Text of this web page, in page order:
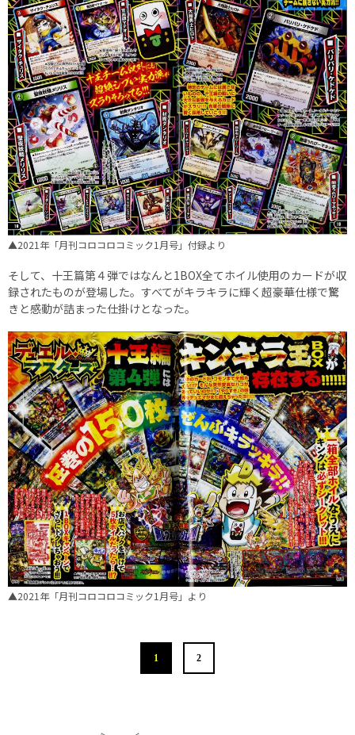
▲2021年「月刊コロコロコミック1月号」付録より
そして、十王篇第４弾ではなんと1BOX全てホイル使用のカードが収
録されたものが登場した。すべてがキラキラに輝く超豪華仕様で驚
きと感動が詰まった仕掛けとなった。
▲2021年「月刊コロコロコミック1月号」より
1 2